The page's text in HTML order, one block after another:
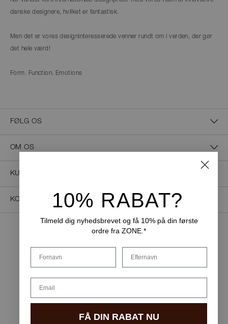
danske designere, hvilket er fantastisk.
Men det er vores designinteresserede venner rundt om i verden, der gør
det hele værd!
Form. Function. Emotions
FØLG OS
OM OS
KUNDESERVICE
KONTAKT OS10% RABAT?
Tilmeld dig nyhedsbrevet og få 10% på din første
ordre fra ZONE.*
Fornavn Efternavn
Email
FÅ DIN RABAT NU